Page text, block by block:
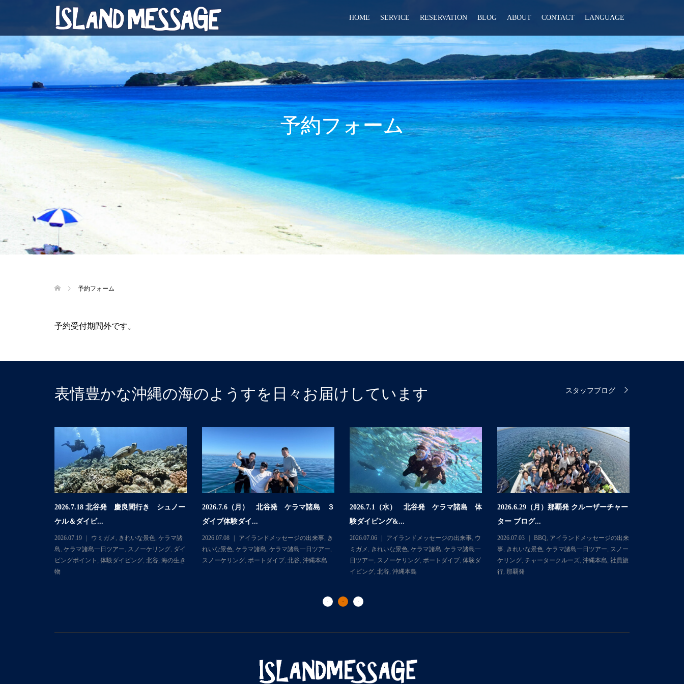
HOME SERVICE RESERVATION BLOG ABOUT CONTACT LANGUAGE
予約フォーム
予約フォーム
予約受付期間外です。
表情豊かな沖縄の海のようすを日々お届けしています スタッフブログ
2026.7.18 北谷発 慶良間行き シュノー
ケル＆ダイビ...
2026.07.19 ウミガメ きれいな景色 ケラマ諸
島 ケラマ諸島一日ツアー スノーケリング ダイ
ビングポイント
体験ダイビング 北谷 海の生き
物
2026.7.6（月） 北谷発 ケラマ諸島 ３
ダイブ体験ダイ...
2026.07.08 アイランドメッセージの出来事, き
れいな景色, ケラマ諸島 ケラマ諸島一日ツアー
スノーケリング, ボートダイブ, 北谷 沖縄本島
2026.7.1（水） 北谷発 ケラマ諸島 体
験ダイビング&...
2026.07.06 アイランドメッセージの出来事, ウ
ミガメ
きれいな景色, ケラマ諸島 ケラマ諸島一
日ツアー
スノーケリング, ボートダイブ, 体験ダ
イビング, 北谷 沖縄本島
2026.6.29（月）那覇発 クルーザーチャー
ター ブログ...
2026.07.03 BBQ アイランドメッセージの出来
事, きれいな景色, ケラマ諸島一日ツアー
スノー
ケリング, チャータークルーズ, 沖縄本島 社員旅
行, 那覇発